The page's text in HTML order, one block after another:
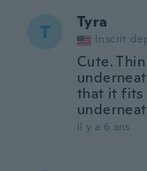
T Tyra
Inscrit
Cute.
that it fits
il y a 6 ans